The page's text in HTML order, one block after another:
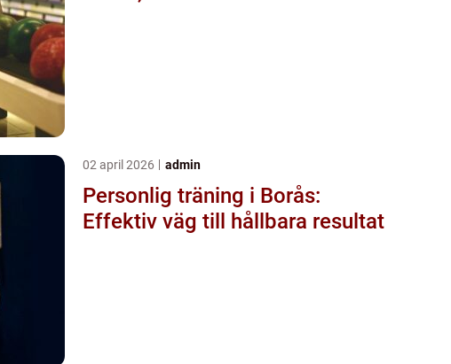
02 april 2026 admin
Personlig träning i Borås:
Effektiv väg till hållbara resultat